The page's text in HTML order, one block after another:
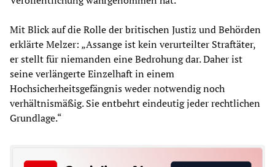
Mit Blick auf die Rolle der britischen Justiz und Behörden
erklärte Melzer: „Assange ist kein verurteilter Straftäter,
er stellt für niemanden eine Bedrohung dar. Daher ist
seine verlängerte Einzelhaft in einem
Hochsicherheitsgefängnis weder notwendig noch
verhältnismäßig. Sie entbehrt eindeutig jeder rechtlichen
Grundlage.“